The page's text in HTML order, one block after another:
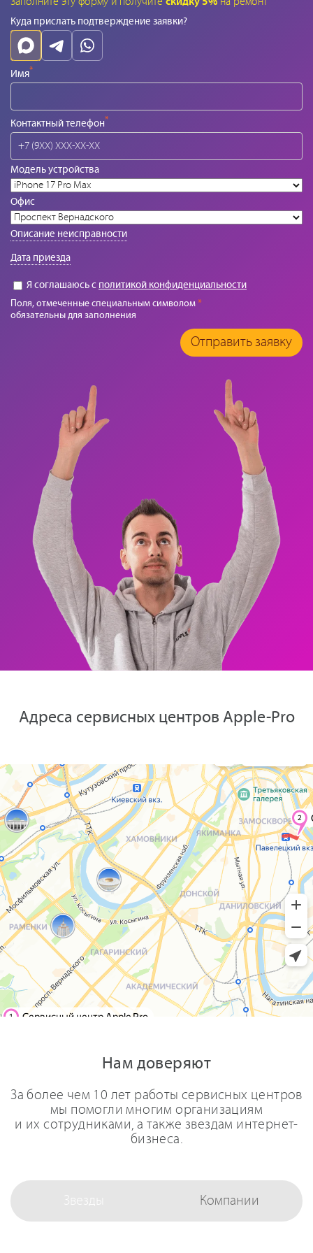
Куда прислать подтверждение заявки?
Имя*
Контактный телефон*
Модель устройства
Офис
Описание неисправности
Дата приезда
Я соглашаюсь с политикой конфиденциальности
Поля, отмеченные специальным символом*
обязательны для заполнения
Отправить заявку
Адреса сервисных центров Apple-Pro
Нам доверяют
За более чем 10 лет работы сервисных центров
мы помогли многим организациям
и их сотрудниками, а также звездам интернет-
бизнеса.
Звезды Компании